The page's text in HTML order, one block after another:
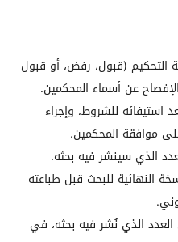
التحكيم (قبول، رفض، أو قبول
عن أسماء المحكمين.
استيفائه للشروط، وإجراء
موافقة المحكمين.
الذي سينشر فيه بحثه.
النهائية للبحث قبل طباعته
الذي نُشر فيه بحثه، في